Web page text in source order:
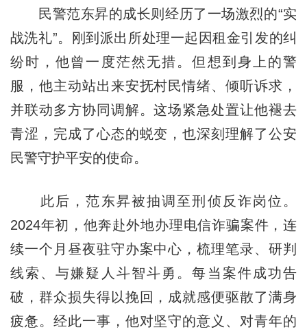
民警范东昇的成长则经历了一场激烈的“实
战洗礼”。刚到派出所处理一起因租金引发的纠
纷时，他曾一度茫然无措。但想到身上的警
服，他主动站出来安抚村民情绪、倾听诉求，
并联动多方协同调解。这场紧急处置让他褪去
青涩，完成了心态的蜕变，也深刻理解了公安
民警守护平安的使命。
此后，范东昇被抽调至刑侦反诈岗位。
2024年初，他奔赴外地办理电信诈骗案件，连
续一个月昼夜驻守办案中心，梳理笔录、研判
线索、与嫌疑人斗智斗勇。每当案件成功告
破，群众损失得以挽回，成就感便驱散了满身
疲惫。经此一事，他对坚守的意义、对青年的